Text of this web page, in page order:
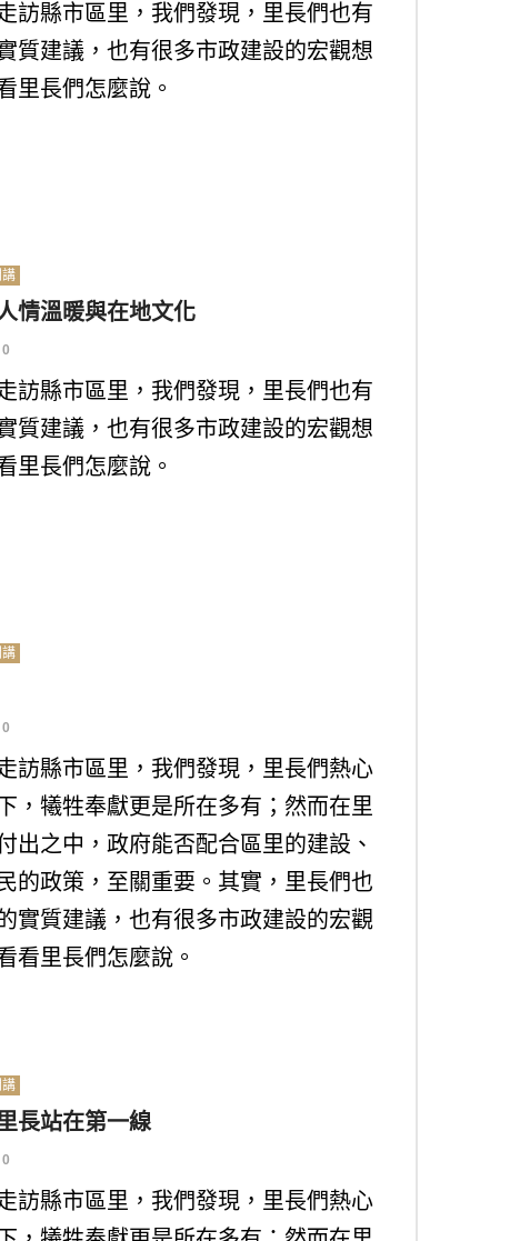
訪縣市區里，我們發現，里長們也有
質建議，也有很多市政建設的宏觀想
里長們怎麼說。
情溫暖與在地文化
0
訪縣市區里，我們發現，里長們也有
質建議，也有很多市政建設的宏觀想
里長們怎麼說。
0
訪縣市區里，我們發現，里長們熱心
，犧牲奉獻更是所在多有；然而在里
出之中，政府能否配合區里的建設、
的政策，至關重要。其實，里長們也
實質建議，也有很多市政建設的宏觀
看里長們怎麼說。
長站在第一線
0
訪縣市區里，我們發現，里長們熱心